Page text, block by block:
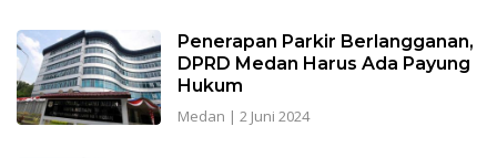
Penerapan Parkir Berlangganan,
DPRD Medan Harus Ada Payung
Hukum
Medan | 2 Juni 2024